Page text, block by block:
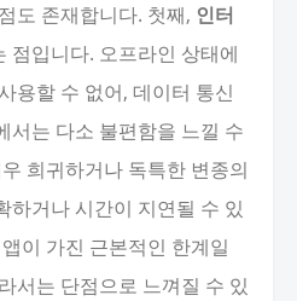
도 존재합니다. 첫째, 인터
점입니다. 오프라인 상태에
용할 수 없어, 데이터 통신
서는 다소 불편함을 느낄 수
희귀하거나 독특한 변종의
하거나 시간이 지연될 수 있
이 가진 근본적인 한계일
서는 단점으로 느껴질 수 있